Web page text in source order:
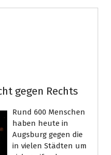
gegen Rechts
Rund 600 Menschen
haben heute in
Augsburg gegen die
in vielen Städten um